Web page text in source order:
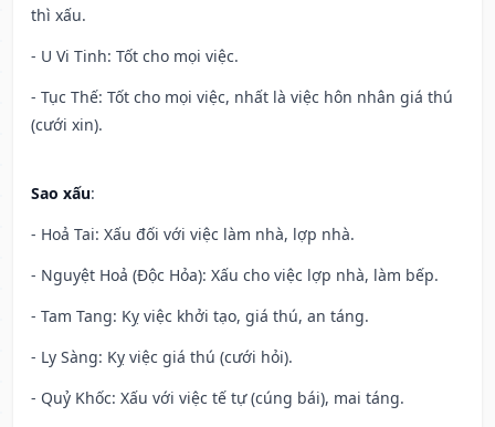
thì xấu.
- U Vi Tinh: Tốt cho mọi việc.
- Tục Thế: Tốt cho mọi việc, nhất là việc hôn nhân giá thú
(cưới xin).
Sao xấu:
- Hoả Tai: Xấu đối với việc làm nhà, lợp nhà.
- Nguyệt Hoả (Độc Hỏa): Xấu cho việc lợp nhà, làm bếp.
- Tam Tang: Kỵ việc khởi tạo, giá thú, an táng.
- Ly Sàng: Kỵ việc giá thú (cưới hỏi).
- Quỷ Khốc: Xấu với việc tế tự (cúng bái), mai táng.